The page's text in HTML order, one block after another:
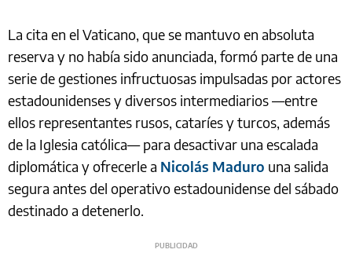
La cita en el Vaticano, que se mantuvo en absoluta
reserva y no había sido anunciada, formó parte de una
serie de gestiones infructuosas impulsadas por actores
estadounidenses y diversos intermediarios —entre
ellos representantes rusos, cataríes y turcos, además
de la Iglesia católica— para desactivar una escalada
diplomática y ofrecerle a Nicolás Maduro una salida
segura antes del operativo estadounidense del sábado
destinado a detenerlo.